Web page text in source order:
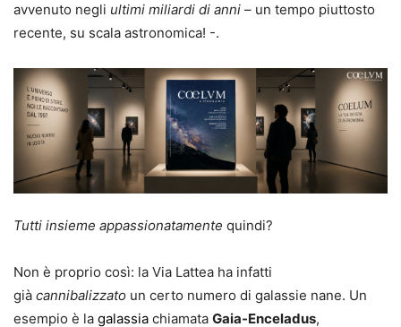
avvenuto negli ultimi miliardi di anni – un tempo piuttosto
recente, su scala astronomica! -.
Tutti insieme appassionatamente quindi?
Non è proprio così: la Via Lattea ha infatti
già cannibalizzato un certo numero di galassie nane. Un
esempio è la galassia chiamata Gaia-Enceladus,